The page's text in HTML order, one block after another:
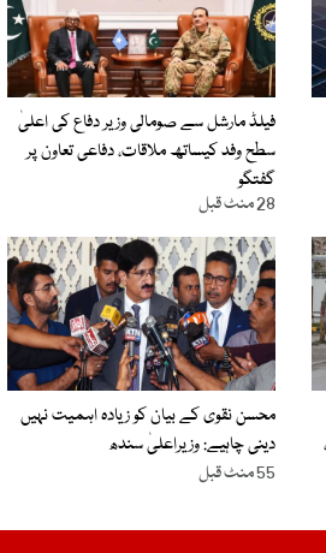
فیلڈ مارشل سے صومالی وزیر دفاع کی اعلیٰ
سطح وفد کیساتھ ملاقات، دفاعی تعاون پر
گفتگو
28 منٹ قبل
محسن نقوی کے بیان کو زیادہ اہمیت نہیں
دینی چاہیے: وزیراعلیٰ سندھ
55 منٹ قبل